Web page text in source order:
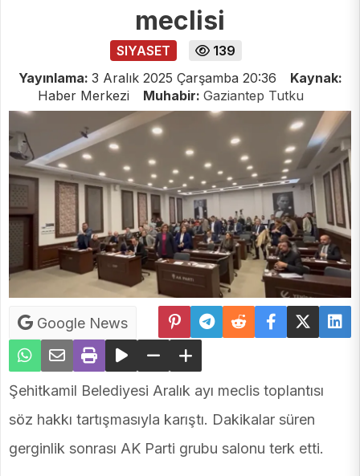
meclisi
SIYASET
139
Yayınlama: 3 Aralık 2025 Çarşamba 20:36
Kaynak:
Haber Merkezi
Muhabir: Gaziantep Tutku
Google News
Şehitkamil Belediyesi Aralık ayı meclis toplantısı
söz hakkı tartışmasıyla karıştı. Dakikalar süren
gerginlik sonrası AK Parti grubu salonu terk etti.